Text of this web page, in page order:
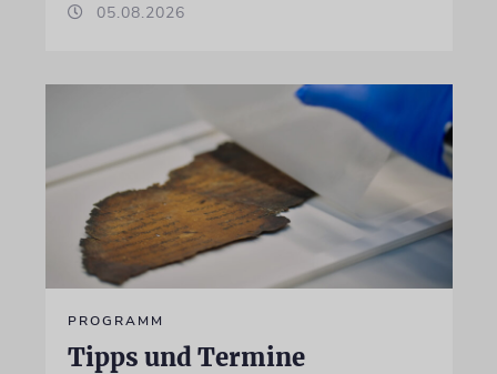
05.08.2026
PROGRAMM
Tipps und Termine